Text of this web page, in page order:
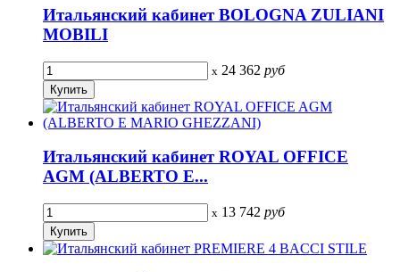
Итальянский кабинет BOLOGNA ZULIANI
MOBILI
x 24 362 руб
Итальянский кабинет ROYAL OFFICE
AGM (ALBERTO E...
x 13 742 руб